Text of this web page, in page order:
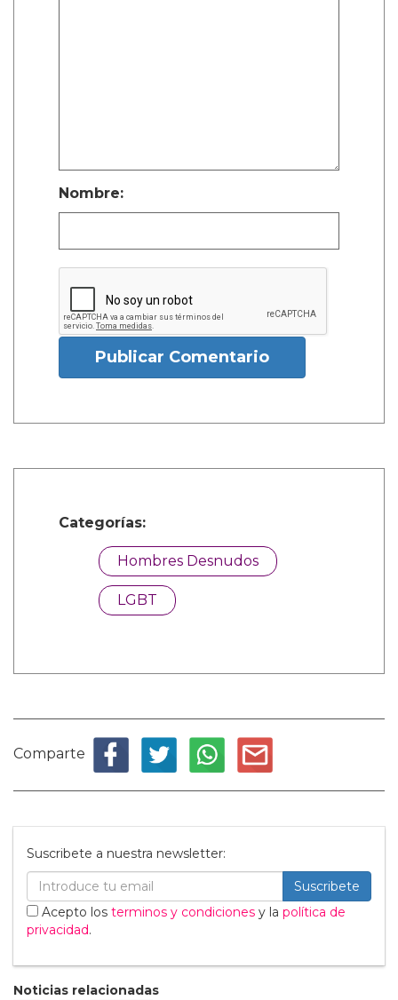
Nombre:
Publicar Comentario
Categorías:
Hombres Desnudos
LGBT
Comparte
Suscribete a nuestra newsletter:
Suscribete
Acepto los terminos y condiciones y la política de
privacidad.
Noticias relacionadas